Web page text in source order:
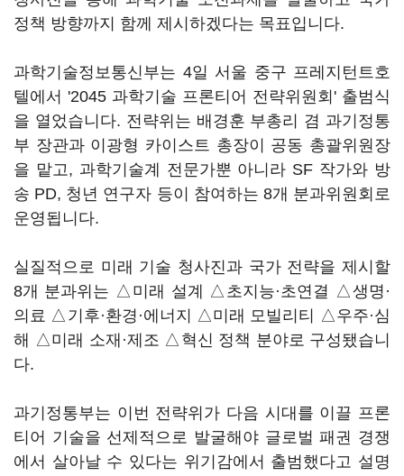
정책 방향까지 함께 제시하겠다는 목표입니다.
과학기술정보통신부는 4일 서울 중구 프레지턴트호
텔에서 '2045 과학기술 프론티어 전략위원회' 출범식
을 열었습니다. 전략위는 배경훈 부총리 겸 과기정통
부 장관과 이광형 카이스트 총장이 공동 총괄위원장
을 맡고, 과학기술계 전문가뿐 아니라 SF 작가와 방
송 PD, 청년 연구자 등이 참여하는 8개 분과위원회로
운영됩니다.
실질적으로 미래 기술 청사진과 국가 전략을 제시할
8개 분과위는 △미래 설계 △초지능·초연결 △생명·
의료 △기후·환경·에너지 △미래 모빌리티 △우주·심
해 △미래 소재·제조 △혁신 정책 분야로 구성됐습니
다.
과기정통부는 이번 전략위가 다음 시대를 이끌 프론
티어 기술을 선제적으로 발굴해야 글로벌 패권 경쟁
에서 살아날 수 있다는 위기감에서 출범했다고 설명